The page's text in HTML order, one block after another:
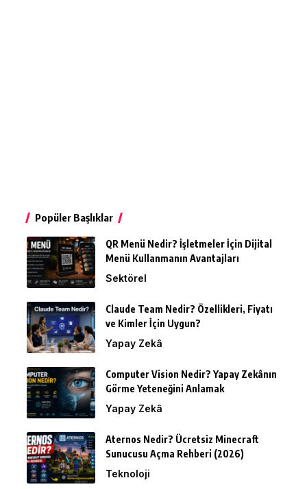
Popüler Başlıklar
QR Menü Nedir? İşletmeler İçin Dijital
Menü Kullanmanın Avantajları
Sektörel
Claude Team Nedir? Özellikleri, Fiyatı
ve Kimler İçin Uygun?
Yapay Zekâ
Computer Vision Nedir? Yapay Zekânın
Görme Yeteneğini Anlamak
Yapay Zekâ
Aternos Nedir? Ücretsiz Minecraft
Sunucusu Açma Rehberi (2026)
Teknoloji